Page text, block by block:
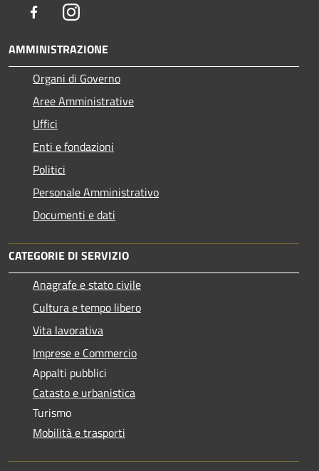
FacebookInstagram
AMMINISTRAZIONE
Organi di Governo
Aree Amministrative
Uffici
Enti e fondazioni
Politici
Personale Amministrativo
Documenti e dati
CATEGORIE DI SERVIZIO
Anagrafe e stato civile
Cultura e tempo libero
Vita lavorativa
Imprese e Commercio
Appalti pubblici
Catasto e urbanistica
Turismo
Mobilità e trasporti